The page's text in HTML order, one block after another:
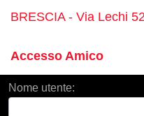
BRESCIA - Via Lechi
Accesso Amico
Nome utente: